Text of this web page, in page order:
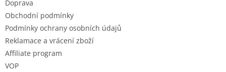
Doprava
Obchodní podmínky
Podmínky ochrany osobních údajů
Reklamace a vrácení zboží
Affiliate program
VOP